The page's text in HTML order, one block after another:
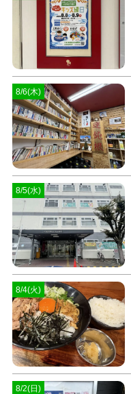
8/6(木)
8/5(水)
8/4(火)
8/2(日)